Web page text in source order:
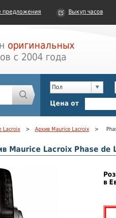
предложения Выкуп часов
оригинальных
с 2004 года
Пол
Цена от
Lacroix > Архив Maurice Lacroix >
Maurice Lacroix Phase de
в